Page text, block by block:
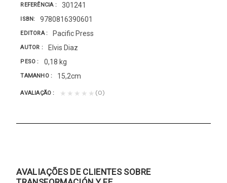
REFERÊNCIA 301241
ISBN 9780816390601
EDITORA Pacific Press
AUTOR Elvis Diaz
PESO 0,18 kg
TAMANHO 15,2cm
AVALIAÇÃO ★★★★★ (0)
AVALIAÇÕES DE CLIENTES SOBRE